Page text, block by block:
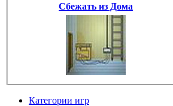
Сбежать из Дома
Категории игр